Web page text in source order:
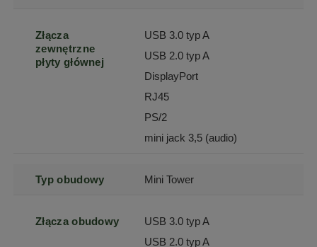
Złącza
zewnętrzne
płyty głównej
USB 3.0 typ A
USB 2.0 typ A
DisplayPort
RJ45
PS/2
mini jack 3,5 (audio)
Typ obudowy Mini Tower
Złącza obudowy
USB 3.0 typ A
USB 2.0 typ A